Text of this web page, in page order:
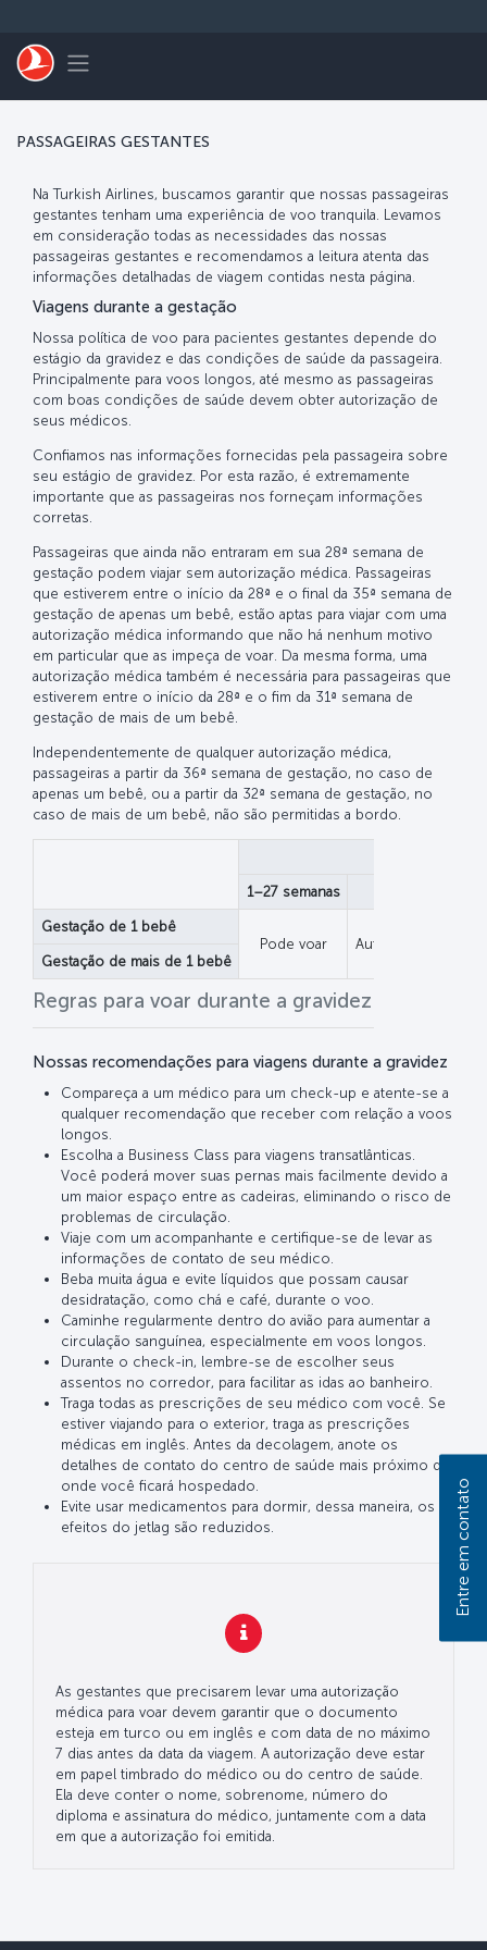
Toggle navigation
PASSAGEIRAS GESTANTES
Na Turkish Airlines, buscamos garantir que nossas passageiras
gestantes tenham uma experiência de voo tranquila. Levamos
em consideração todas as necessidades das nossas
passageiras gestantes e recomendamos a leitura atenta das
informações detalhadas de viagem contidas nesta página.
Viagens durante a gestação
Nossa política de voo para pacientes gestantes depende do
estágio da gravidez e das condições de saúde da passageira.
Principalmente para voos longos, até mesmo as passageiras
com boas condições de saúde devem obter autorização de
seus médicos.
Confiamos nas informações fornecidas pela passageira sobre
seu estágio de gravidez. Por esta razão, é extremamente
importante que as passageiras nos forneçam informações
corretas.
Passageiras que ainda não entraram em sua 28ª semana de
gestação podem viajar sem autorização médica. Passageiras
que estiverem entre o início da 28ª e o final da 35ª semana de
gestação de apenas um bebê, estão aptas para viajar com uma
autorização médica informando que não há nenhum motivo
em particular que as impeça de voar. Da mesma forma, uma
autorização médica também é necessária para passageiras que
estiverem entre o início da 28ª e o fim da 31ª semana de
gestação de mais de um bebê.
Independentemente de qualquer autorização médica,
passageiras a partir da 36ª semana de gestação, no caso de
apenas um bebê, ou a partir da 32ª semana de gestação, no
caso de mais de um bebê, não são permitidas a bordo.
Regras para voar durante a gravidez
1–27 semanas
Gestação de 1 bebê
Pode voar
Autorização
Gestação de mais de 1 bebê
Nossas recomendações para viagens durante a gravidez
Compareça a um médico para um check-up e atente-se a
qualquer recomendação que receber com relação a voos
longos.
Escolha a Business Class para viagens transatlânticas.
Você poderá mover suas pernas mais facilmente devido a
um maior espaço entre as cadeiras, eliminando o risco de
problemas de circulação.
Viaje com um acompanhante e certifique-se de levar as
informações de contato de seu médico.
Beba muita água e evite líquidos que possam causar
desidratação, como chá e café, durante o voo.
Caminhe regularmente dentro do avião para aumentar a
circulação sanguínea, especialmente em voos longos.
Durante o check-in, lembre-se de escolher seus
assentos no corredor, para facilitar as idas ao banheiro.
Traga todas as prescrições de seu médico com você. Se
estiver viajando para o exterior, traga as prescrições
médicas em inglês. Antes da decolagem, anote os
detalhes de contato do centro de saúde mais próximo de
onde você ficará hospedado.
Evite usar medicamentos para dormir, dessa maneira, os
efeitos do jetlag são reduzidos.
As gestantes que precisarem levar uma autorização
médica para voar devem garantir que o documento
esteja em turco ou em inglês e com data de no máximo
7 dias antes da data da viagem. A autorização deve estar
em papel timbrado do médico ou do centro de saúde.
Ela deve conter o nome, sobrenome, número do
diploma e assinatura do médico, juntamente com a data
em que a autorização foi emitida.
Entre em contato